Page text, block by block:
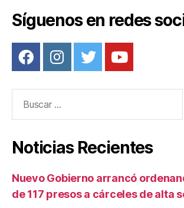
Síguenos en redes
Noticias Recientes
Nuevo Gobierno arrancó
de 117 presos a cárceles de alta